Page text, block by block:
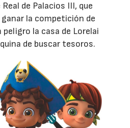
de Palacios III, que
la competición de
la casa de Lorelai
de buscar tesoros.